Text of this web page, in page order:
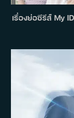
เรื่องย่อซีรีส์ My